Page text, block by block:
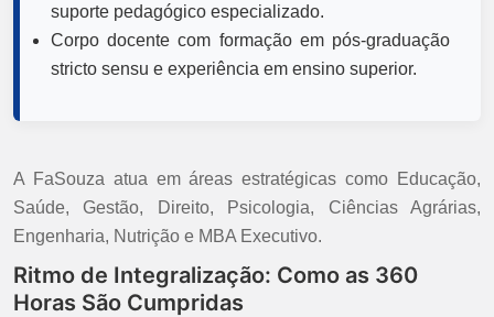
suporte pedagógico especializado.
Corpo docente com formação em pós-graduação
stricto sensu e experiência em ensino superior.
A FaSouza atua em áreas estratégicas como Educação,
Saúde, Gestão, Direito, Psicologia, Ciências Agrárias,
Engenharia, Nutrição e MBA Executivo.
Ritmo de Integralização: Como as 360
Horas São Cumpridas